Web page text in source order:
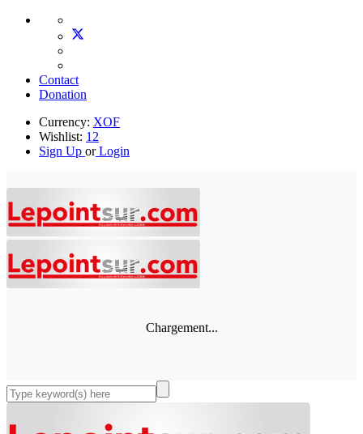
Contact
Donation
Currency: XOF
Wishlist: 12
Sign Up orLogin
Chargement...